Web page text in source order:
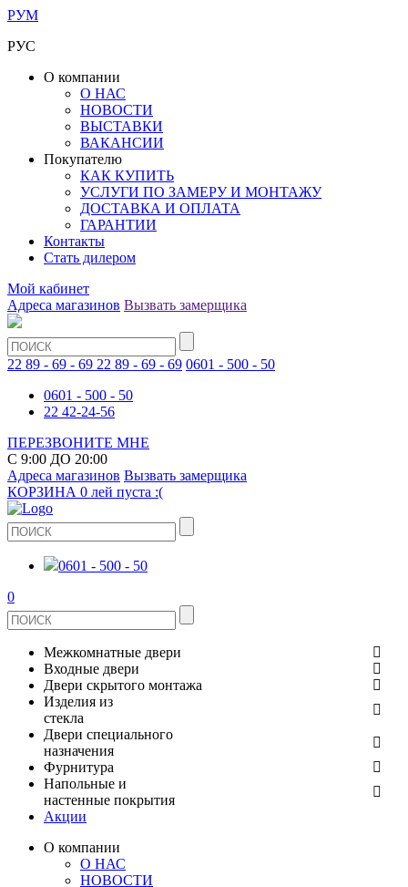
РУМ
РУС
О компании
О НАС
НОВОСТИ
ВЫСТАВКИ
ВАКАНСИИ
Покупателю
КАК КУПИТЬ
УСЛУГИ ПО ЗАМЕРУ И МОНТАЖУ
ДОСТАВКА И ОПЛАТА
ГАРАНТИИ
Контакты
Стать дилером
Мой кабинет
Адреса магазинов Вызвать замерщика
22 89 - 69 - 69 22 89 - 69 - 69 0601 - 500 - 50
0601 - 500 - 50
22 42-24-56
ПЕРЕЗВОНИТЕ МНЕ
С 9:00 ДО 20:00
Адреса магазинов Вызвать замерщика
КОРЗИНА 0 лей пуста :(
0601 - 500 - 50
0
Межкомнатные двери
ШПОНИРОВАНЫЕ
ЭКОШПОН
ЭМАЛЬ
ИЗ МАССИВА СОСНЫ
ИЗ МАССИВА ОЛЬХИ
Входные двери
МЕТАЛЛИЧЕСКИЕ ДВЕРИ
В КВАРТИРУ
ДЛЯ ДОМА
Двери скрытого монтажа
СТЕКЛЯННЫЕ
ЗЕРКАЛЬНЫЕ
КЕРАМОГРАНИТ
ПОД ОБОИ И ПОКРАСКУ
Изделия из
стекла
ДВЕРИ
ДУШЕВЫЕ КАБИНЫ И ПЕРЕГОРОДКИ
РАЗДВИЖНЫЕ ПЕРЕГОРОДКИ
Двери специального
назначения
ПРОТИВОПОЖАРНЫЕ
Фурнитура
ДВЕРНЫЕ РУЧКИ
КОМПЛЕКТУЮЩИЕ
Напольные и
настенные покрытия
СТЕНОВЫЕ ПАНЕЛИ
Акции
О компании
О НАС
НОВОСТИ